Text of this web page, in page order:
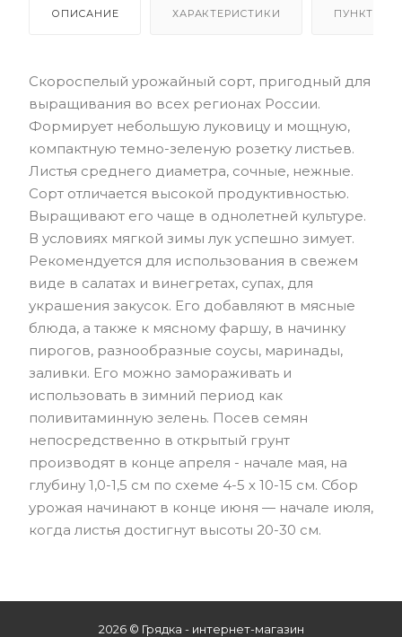
ОПИСАНИЕ ХАРАКТЕРИСТИКИ ПУНКТЫ
Скороспелый урожайный сорт, пригодный для
выращивания во всех регионах России.
Формирует небольшую луковицу и мощную,
компактную темно-зеленую розетку листьев.
Листья среднего диаметра, сочные, нежные.
Сорт отличается высокой продуктивностью.
Выращивают его чаще в однолетней культуре.
В условиях мягкой зимы лук успешно зимует.
Рекомендуется для использования в свежем
виде в салатах и винегретах, супах, для
украшения закусок. Его добавляют в мясные
блюда, а также к мясному фаршу, в начинку
пирогов, разнообразные соусы, маринады,
заливки. Его можно замораживать и
использовать в зимний период как
поливитаминную зелень. Посев семян
непосредственно в открытый грунт
производят в конце апреля - начале мая, на
глубину 1,0-1,5 см по схеме 4-5 х 10-15 см. Сбор
урожая начинают в конце июня — начале июля,
когда листья достигнут высоты 20-30 см.
2026 © Грядка - интернет-магазин